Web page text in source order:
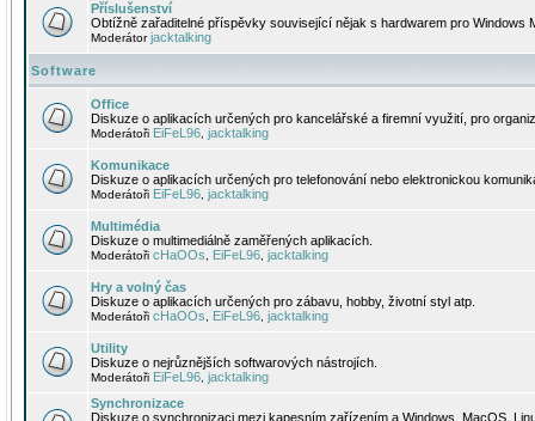
Příslušenství
Obtížně zařaditelné příspěvky související nějak s hardwarem pro Windows
Moderátorjacktalking
Software
Office
Diskuze o aplikacích určených pro kancelářské a firemní využití, pro
Moderátoři EiFeL96 jacktalking
Komunikace
Diskuze o aplikacích určených pro telefonování nebo elektronickou
Moderátoři EiFeL96 jacktalking
Multimédia
Diskuze o multimediálně zaměřených aplikacích.
Moderátoři cHaOOs EiFeL96 jacktalking
Hry a volný čas
Diskuze o aplikacích určených pro zábavu, hobby, životní styl atp.
Moderátoři cHaOOs EiFeL96 jacktalking
Utility
Diskuze o nejrůznějších softwarových nástrojích.
Moderátoři EiFeL96 jacktalking
Synchronizace
Diskuze o synchronizaci mezi kapesním zařízením a Windows, MacOS,